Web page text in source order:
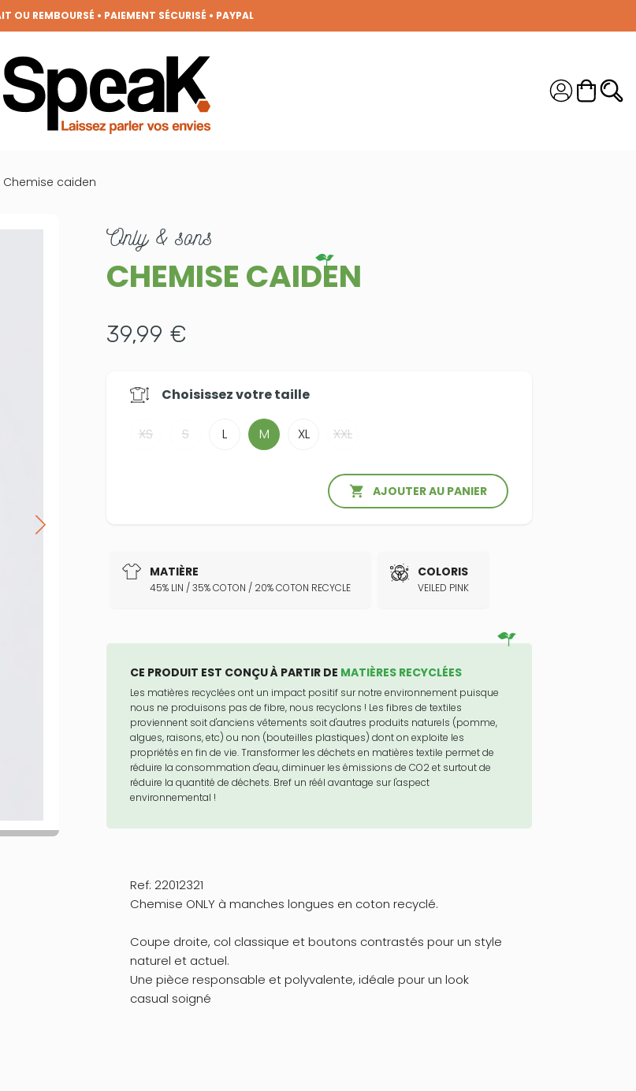
OU REMBOURSÉ • PAIEMENT SÉCURISÉ • PAYPAL
TOUTES LES SEMAINES, LES DERNIÈRES TENDANCES MODE !
PORT OFFERTS DÈS 50€ D'ACHAT (HORS REMISES)
DE LA CLIQUE ET BÉNÉFICIEZ DE NOMBREUX AVANTAGES !
BRADERIE : TOUTES VOS ENVIES À PRIX RONDS !
Chemise caiden
only & sons
CHEMISE CAIDEN
39,99 €
Choisissez votretaille
XS S L M XL XXL
 AJOUTER AU PANIER
MATIÈRE
45% LIN / 35% COTON / 20% COTON RECYCLE
COLORIS
VEILED PINK
CE PRODUIT EST CONÇU À PARTIR DE MATIÈRES RECYCLÉES
Les matières recyclées ont un impact positif sur notre environnement puisque
nous ne produisons pas de fibre, nous recyclons ! Les fibres de textiles
proviennent soit d'anciens vêtements soit d'autres produits naturels (pomme,
algues, raisons, etc) ou non (bouteilles plastiques) dont on exploite les
propriétés en fin de vie. Transformer les déchets en matières textile permet de
réduire la consommation d'eau, diminuer les émissions de CO2 et surtout de
réduire la quantité de déchets. Bref un réél avantage sur l'aspect
environnemental !
Ref: 22012321
Chemise ONLY à manches longues en coton recyclé.
Coupe droite, col classique et boutons contrastés pour un style
naturel et actuel.
Une pièce responsable et polyvalente, idéale pour un look
casual soigné